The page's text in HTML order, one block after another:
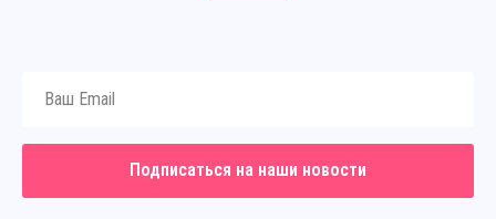
Подписаться на наши новости